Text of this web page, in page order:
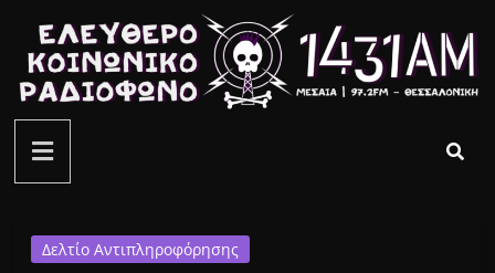
περιεχόμενο
ελεύθερο
κοινωνικό
Δελτίο Αντιπληροφόρησης